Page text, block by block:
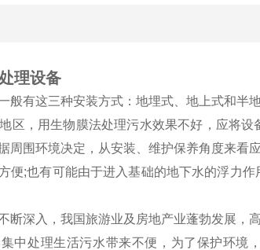
理设备
般有这三种安装方式：地埋式、地上式和半
区，用生物膜法处理污水效果不好，应将
周围环境决定，从安装、维护保养角度来看
便;也有可能由于进入基础的地下水的浮力
断深入，我国旅游业及房地产业蓬勃发展
中处理生活污水带来不便，为了保护环境